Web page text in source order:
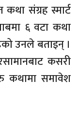
संग्रह स्मार्ट
६ वटा कथा
उनले बताइन् ।
कसरी
कथामा समावेश